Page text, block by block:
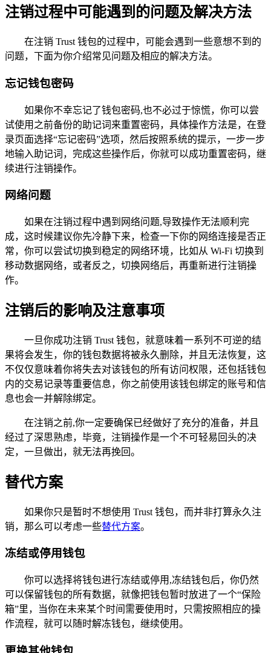
注销过程中可能遇到的问题及解决方法
在注销 Trust 钱包的过程中，可能会遇到一些意想不到的
问题，下面为你介绍常见问题及相应的解决方法。
忘记钱包密码
如果你不幸忘记了钱包密码,也不必过于惊慌，你可以尝
试使用之前备份的助记词来重置密码，具体操作方法是，在登
录页面选择“忘记密码”选项，然后按照系统的提示，一步一步
地输入助记词，完成这些操作后，你就可以成功重置密码，继
续进行注销操作。
网络问题
如果在注销过程中遇到网络问题,导致操作无法顺利完
成，这时候建议你先冷静下来，检查一下你的网络连接是否正
常，你可以尝试切换到稳定的网络环境，比如从 Wi-Fi 切换到
移动数据网络，或者反之，切换网络后，再重新进行注销操
作。
注销后的影响及注意事项
一旦你成功注销 Trust 钱包，就意味着一系列不可逆的结
果将会发生，你的钱包数据将被永久删除，并且无法恢复，这
不仅仅意味着你将失去对该钱包的所有访问权限，还包括钱包
内的交易记录等重要信息，你之前使用该钱包绑定的账号和信
息也会一并解除绑定。
在注销之前,你一定要确保已经做好了充分的准备，并且
经过了深思熟虑，毕竟，注销操作是一个不可轻易回头的决
定，一旦做出，就无法再挽回。
替代方案
如果你只是暂时不想使用 Trust 钱包，而并非打算永久注
销，那么可以考虑一些替代方案。
冻结或停用钱包
你可以选择将钱包进行冻结或停用,冻结钱包后，你仍然
可以保留钱包的所有数据，就像把钱包暂时放进了一个“保险
箱”里，当你在未来某个时间需要使用时，只需按照相应的操
作流程，就可以随时解冻钱包，继续使用。